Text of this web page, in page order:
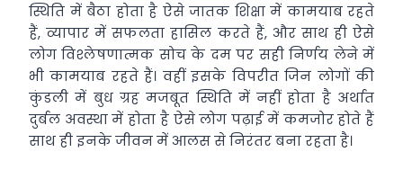
स्थिति में बैठा होता है ऐसे जातक शिक्षा में कामयाब रहते
हैं, व्यापार में सफलता हासिल करते हैं, और साथ ही ऐसे
लोग विश्लेषणात्मक सोच के दम पर सही निर्णय लेने में
भी कामयाब रहते हैं। वहीं इसके विपरीत जिन लोगों की
कुंडली में बुध ग्रह मजबूत स्थिति में नहीं होता है अर्थात
दुर्बल अवस्था में होता है ऐसे लोग पढ़ाई में कमजोर होते हैं
साथ ही इनके जीवन में आलस से निरंतर बना रहता है।